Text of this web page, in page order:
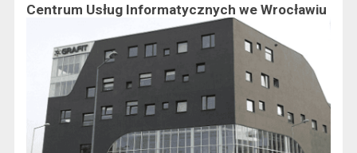
Centrum Usług Informatycznych we Wrocławiu